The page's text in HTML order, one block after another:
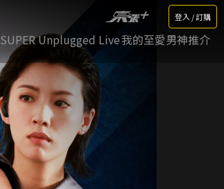
登入 / 訂購
SUPER Unplugged Live我的至愛男神推介